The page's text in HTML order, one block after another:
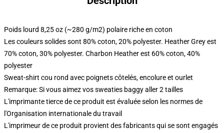
Poids lourd 8,25 oz (~280 g/m2) polaire riche en coton
Les couleurs solides sont 80% coton, 20% polyester. Heather Grey est
70% coton, 30% polyester. Charbon Heather est 60% coton, 40%
polyester
Sweat-shirt cou rond avec poignets côtelés, encolure et ourlet
Remarque: Si vous aimez vos sweaties baggy aller 2 tailles
L'imprimante tierce de ce produit est évaluée selon les normes de
l'Organisation internationale du travail
L'imprimeur de ce produit provient des fabricants qui se sont engagés